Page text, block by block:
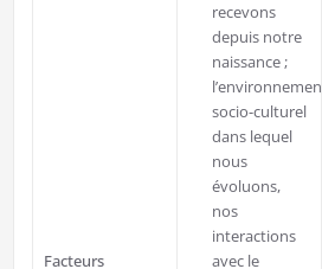
Facteurs
recevons
depuis notre
naissance ;
l’environnement
socio-culturel
dans lequel
nous
évoluons,
nos
interactions
avec le